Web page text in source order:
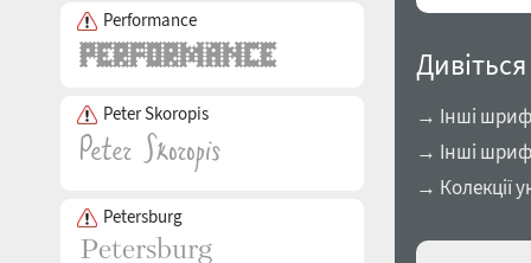
Performance
Peter Skoropis
Petersburg
→ Інші
→ Інші
→ Колекції